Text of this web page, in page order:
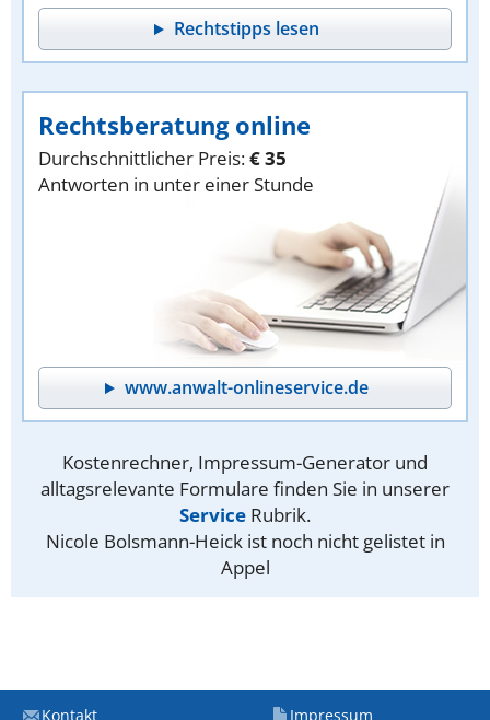
Rechtstipps lesen
Rechtsberatung online
Durchschnittlicher Preis:€ 35
Antworten in unter einer Stunde
www.anwalt-onlineservice.de
Kostenrechner, Impressum-Generator und
alltagsrelevante Formulare finden Sie in unserer
Service Rubrik.
Nicole Bolsmann-Heick ist noch nicht gelistet in
Appel
Kontakt Impressum